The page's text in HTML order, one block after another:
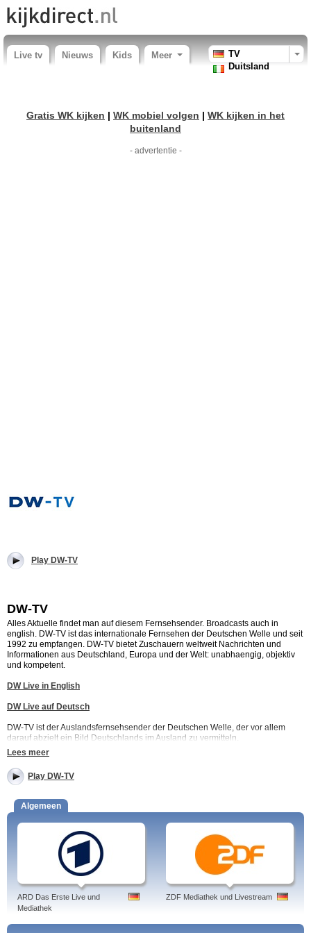
Live tv Nieuws Kids Meer
TV
Duitsland
Gratis WK kijken | WK mobiel volgen | WK kijken in het
buitenland
- advertentie -
Play DW-TV
DW-TV
Alles Aktuelle findet man auf diesem Fernsehsender. Broadcasts auch in
english. DW-TV ist das internationale Fernsehen der Deutschen Welle und seit
1992 zu empfangen. DW-TV bietet Zuschauern weltweit Nachrichten und
Informationen aus Deutschland, Europa und der Welt: unabhaengig, objektiv
und kompetent.
DW Live in English
DW Live auf Deutsch
DW-TV ist der Auslandsfernsehsender der Deutschen Welle, der vor allem
darauf abzielt ein Bild Deutschlands im Ausland zu vermitteln.
Neben einer Vielzahl selbstproduzierter Dokus übernimmt DW auch
Programme von ARD und ZDF, darunter die Nachrichten und beliebte
Talkshows wie Menschen bei Maischberger, Marcus Lanz und Günther Jauch.
Tags: dw-tv, live, in deutschland empfangen, عربية مباشر, programm, arabic,
euromaxx, online, english, asia, dw tv
Die beliebtesten Programme von DW:
• Deutschland heute - Das Deutschlandmagazin: Kurze Reportagen die den
deutschen Alltag in all seinen Facetten beleuchten
• Europa Aktuell - das Magazin aus Brüssel: Tägliches Magazin, das
europäische aktuelle Themen beleuchtet
• Made in Germany - Das Wirtschaftsmagazin, das den Wirtschaftsstandort
Deutschland im Ausland erklären und fördern soll
• In Focus - Englischsprachiges Magazin mit Reportagen aus Wirtschaft, Kultur,
Umwelt und Wissenschaft
Lees meer
Play DW-TV
Algemeen
ARD Das Erste Live und
Mediathek
ZDF Mediathek und Livestream